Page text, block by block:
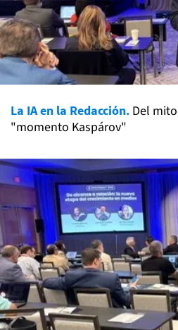
La IA en la Redacción. Del
"momento Kaspárov"